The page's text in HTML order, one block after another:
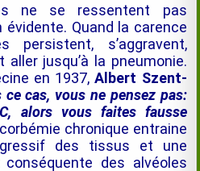
ne se ressentent pas
évidente. Quand la carence
persistent, s’aggravent,
jusqu’à la pneumonie.
en 1937,Albert Szent-
ce cas, vous ne pensez pas:
alors vous faites fausse
chronique entraine
des tissus et une
des alvéoles